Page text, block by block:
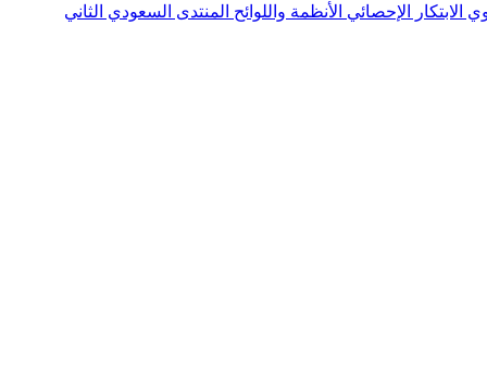
الابتكار الإحصائي الأنظمة واللوائح المنتدى السعودي الثاني